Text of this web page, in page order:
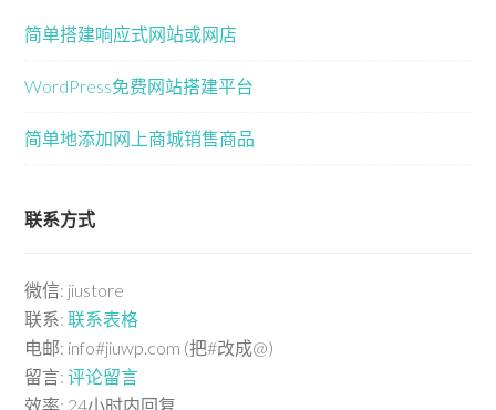
简单搭建响应式网站或网店
WordPress免费网站搭建平台
简单地添加网上商城销售商品
联系方式
微信: jiustore
联系:联系表格
电邮: info#jiuwp.com (把#改成@)
留言:评论留言
效率: 24小时内回复